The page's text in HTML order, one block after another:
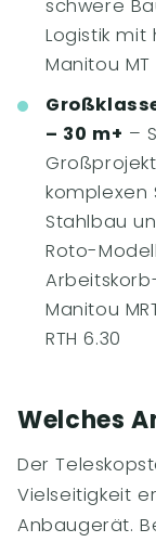
schwere
Logistik mit
Manitou MT
– 30 m+ –
komplexen
Stahlbau
Roto-
Manitou
RTH 6.30
Welches
Der
Vielseitigkeit
Anbaugerät.